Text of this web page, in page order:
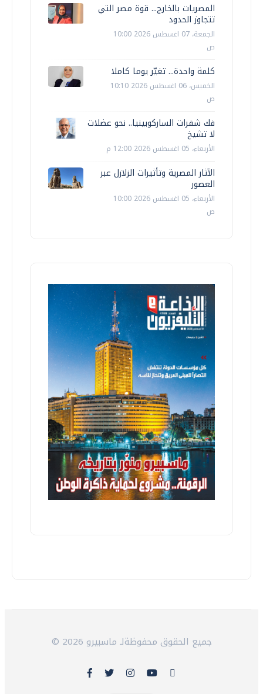
المصريات بالخارج... قوة مصر التي
تتجاوز الحدود
الجمعة، 07 اغسطس 2026 10:00
ص
كلمة واحدة... تغيّر يوما كاملا
الخميس، 06 اغسطس 2026 10:10
ص
فك شفرات الساركوبينيا.. نحو عضلات
لا تشيخ
الأربعاء، 05 اغسطس 2026 12:00 م
الآثار المصرية وتأثيرات الزلازل عبر
العصور
الأربعاء، 05 اغسطس 2026 10:00
ص
© 2026 جميع الحقوق محفوظةلـ ماسبيرو